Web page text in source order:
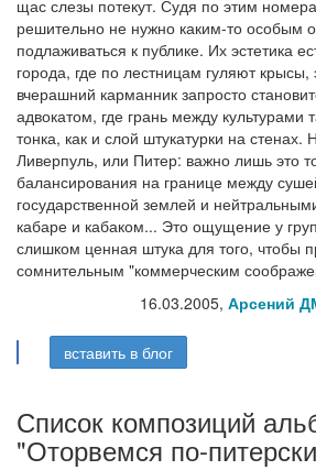
щас слезы потекут. Судя по этим
решительно не нужно каким-то особым
подлаживаться к публике. Их эстетика
города, где по лестницам гуляют крысы,
вчерашний карманник запросто
адвокатом, где грань между культурами
тонка, как и слой штукатурки на стенах.
Ливерпуль, или Питер: важно лишь это
балансирования на границе между
государственной землей и
кабаре и кабаком... Это ощущение у
слишком ценная штука для того, чтобы
сомнительным "коммерческим
16.03.2005, Арсений
вставить в блог
Список композиций
"Оторвемся по-